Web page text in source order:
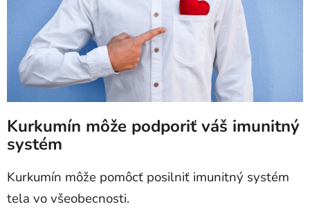
Kurkumín môže podporiť váš imunitný
systém
Kurkumín môže pomôcť posilniť imunitný systém
tela vo všeobecnosti.